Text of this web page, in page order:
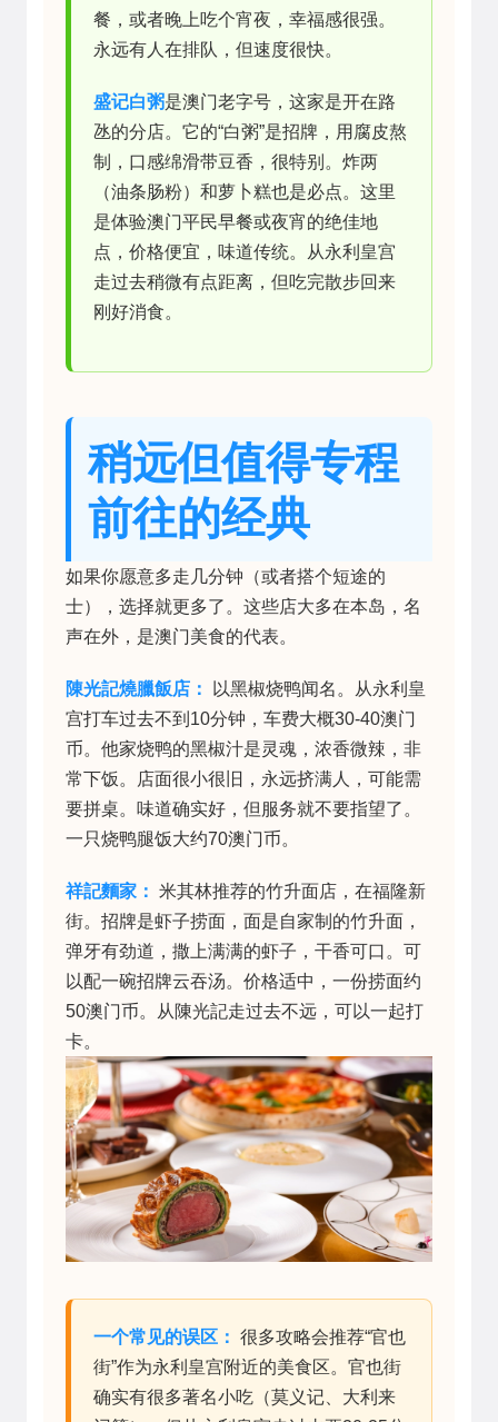
餐，或者晚上吃个宵夜，幸福感很强。
永远有人在排队，但速度很快。
盛记白粥是澳门老字号，这家是开在路
氹的分店。它的“白粥”是招牌，用腐皮熬
制，口感绵滑带豆香，很特别。炸两
（油条肠粉）和萝卜糕也是必点。这里
是体验澳门平民早餐或夜宵的绝佳地
点，价格便宜，味道传统。从永利皇宫
走过去稍微有点距离，但吃完散步回来
刚好消食。
稍远但值得专程
前往的经典
如果你愿意多走几分钟（或者搭个短途的
士），选择就更多了。这些店大多在本岛，名
声在外，是澳门美食的代表。
陳光記燒臘飯店：
以黑椒烧鸭闻名。从永利皇
宫打车过去不到10分钟，车费大概30-40澳门
币。他家烧鸭的黑椒汁是灵魂，浓香微辣，非
常下饭。店面很小很旧，永远挤满人，可能需
要拼桌。味道确实好，但服务就不要指望了。
一只烧鸭腿饭大约70澳门币。
祥記麵家： 米其林推荐的竹升面店，在福隆新
街。招牌是虾子捞面，面是自家制的竹升面，
弹牙有劲道，撒上满满的虾子，干香可口。可
以配一碗招牌云吞汤。价格适中，一份捞面约
50澳门币。从陳光記走过去不远，可以一起打
卡。
一个常见的误区： 很多攻略会推荐“官也
街”作为永利皇宫附近的美食区。官也街
确实有很多著名小吃（莫义记、大利来